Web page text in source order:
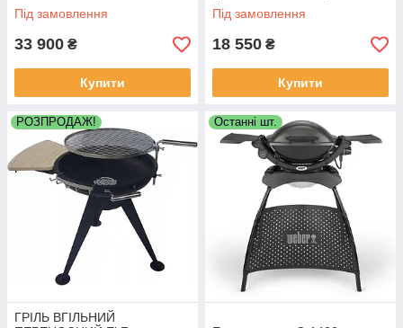
Під замовлення
33 900 ₴
Купити
Під замовлення
18 550 ₴
Купити
РОЗПРОДАЖ!
ГРІЛЬ ВГІЛЬНИЙ
Останні шт.